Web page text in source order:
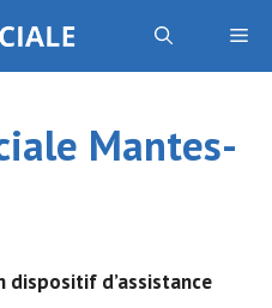
Mantes-
dispositif d’assistance